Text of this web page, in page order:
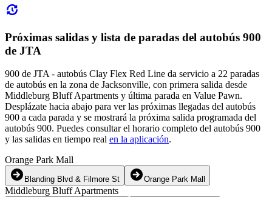
Próximas salidas y lista de paradas del autobús 900
de JTA
900 de JTA - autobús Clay Flex Red Line da servicio a 22 paradas
de autobús en la zona de Jacksonville, con primera salida desde
Middleburg Bluff Apartments y última parada en Value Pawn.
Desplázate hacia abajo para ver las próximas llegadas del autobús
900 a cada parada y se mostrará la próxima salida programada del
autobús 900. Puedes consultar el horario completo del autobús 900
y las salidas en tiempo real en la aplicación.
Orange Park Mall
Blanding Blvd & Filmore St Orange Park Mall
Middleburg Bluff Apartments